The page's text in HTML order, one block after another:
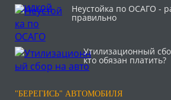
Неустойка по ОСАГО -
правильно
Утилизационный
кто обязан платить?
"БЕРЕГИСЬ" АВТОМОБИЛЯ